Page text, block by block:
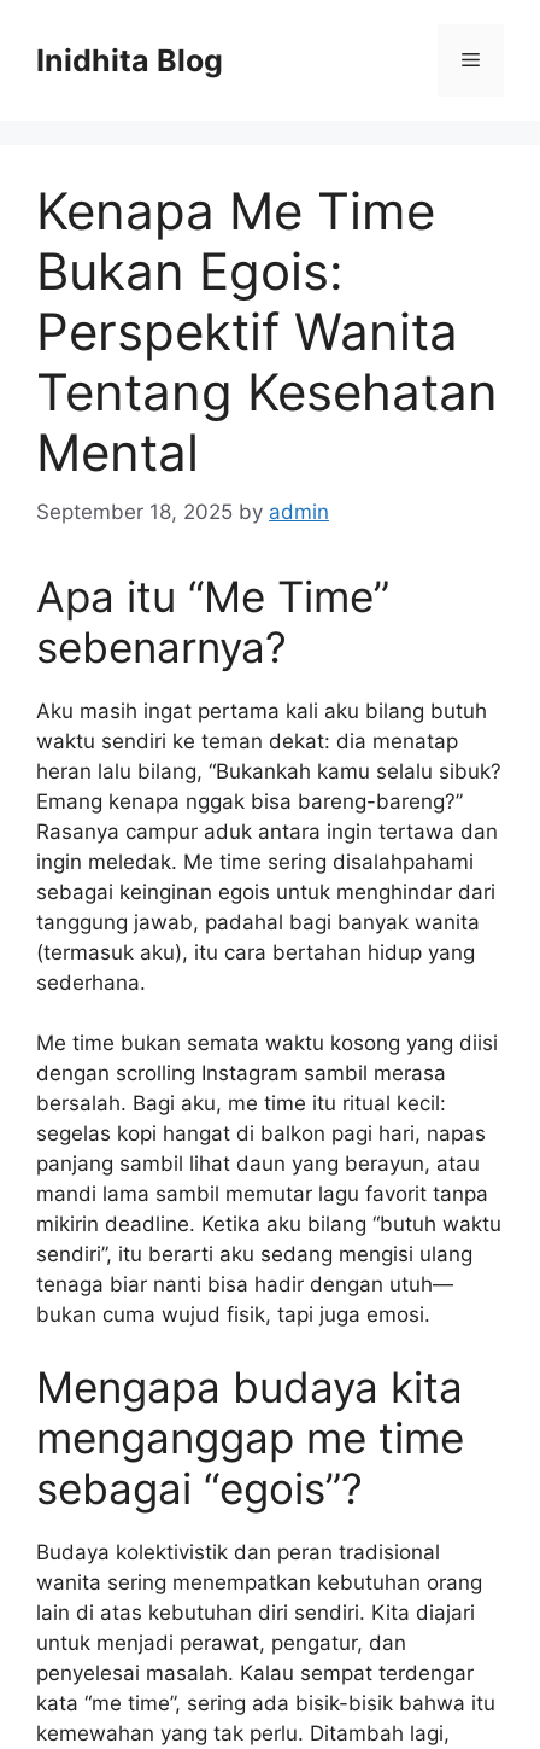
contentInidhita Blog Menu
Kenapa Me Time
Bukan Egois:
Perspektif Wanita
Tentang Kesehatan
Mental
September 18, 2025 by admin
Apa itu “Me Time”
sebenarnya?
Aku masih ingat pertama kali aku bilang butuh
waktu sendiri ke teman dekat: dia menatap
heran lalu bilang, “Bukankah kamu selalu sibuk?
Emang kenapa nggak bisa bareng-bareng?”
Rasanya campur aduk antara ingin tertawa dan
ingin meledak. Me time sering disalahpahami
sebagai keinginan egois untuk menghindar dari
tanggung jawab, padahal bagi banyak wanita
(termasuk aku), itu cara bertahan hidup yang
sederhana.
Me time bukan semata waktu kosong yang diisi
dengan scrolling Instagram sambil merasa
bersalah. Bagi aku, me time itu ritual kecil:
segelas kopi hangat di balkon pagi hari, napas
panjang sambil lihat daun yang berayun, atau
mandi lama sambil memutar lagu favorit tanpa
mikirin deadline. Ketika aku bilang “butuh waktu
sendiri”, itu berarti aku sedang mengisi ulang
tenaga biar nanti bisa hadir dengan utuh—
bukan cuma wujud fisik, tapi juga emosi.
Mengapa budaya kita
menganggap me time
sebagai “egois”?
Budaya kolektivistik dan peran tradisional
wanita sering menempatkan kebutuhan orang
lain di atas kebutuhan diri sendiri. Kita diajari
untuk menjadi perawat, pengatur, dan
penyelesai masalah. Kalau sempat terdengar
kata “me time”, sering ada bisik-bisik bahwa itu
kemewahan yang tak perlu. Ditambah lagi,